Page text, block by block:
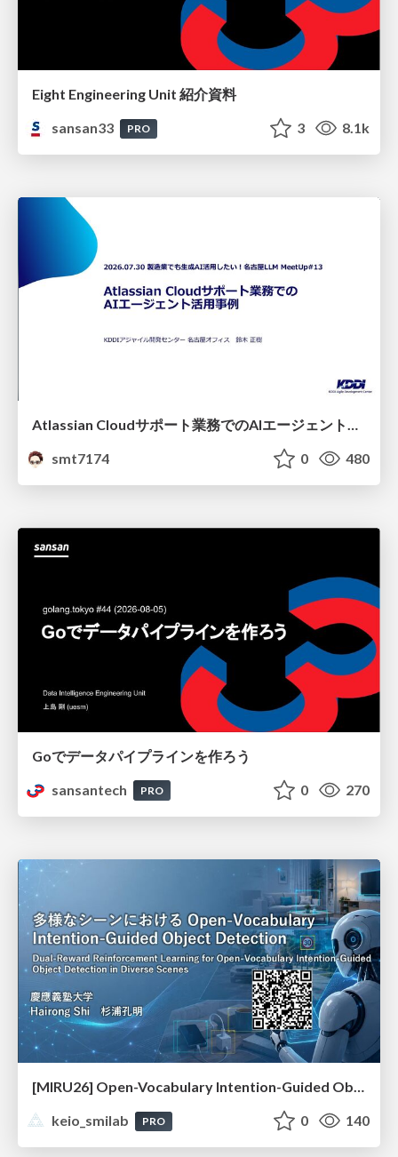
Eight Engineering Unit 紹介資料
sansan33
PRO 3 8.1k
Atlassian Cloudサポート業務でのAIエージェント活用事例
smt7174
0 480
Goでデータパイプラインを作ろう
sansantech
PRO 0 270
[MIRU26] Open-Vocabulary Intention-Guided Object Detection in Diverse Scenes
keio_smilab
PRO 0 140